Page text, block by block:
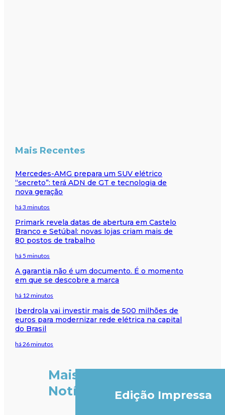
Mais Recentes
Mercedes-AMG prepara um SUV elétrico
“secreto”: terá ADN de GT e tecnologia de
nova geração
há 3 minutos
Primark revela datas de abertura em Castelo
Branco e Setúbal: novas lojas criam mais de
80 postos de trabalho
há 5 minutos
A garantia não é um documento. É o momento
em que se descobre a marca
há 12 minutos
Iberdrola vai investir mais de 500 milhões de
euros para modernizar rede elétrica na capital
do Brasil
há 26 minutos
Mais
Notícias
Edição Impressa